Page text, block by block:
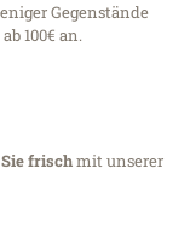
Gegenstände
100€ an.
frischmit unserer